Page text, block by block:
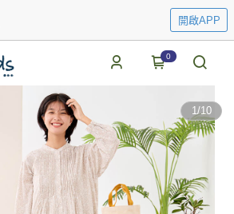
開啟APP
0
1/10